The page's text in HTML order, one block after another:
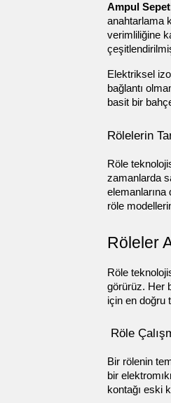
Ampul
anahtarlama
verimliliğine
Elektriksel
bağlantı
basit bir
Rölelerin
Röle
zamanlarda
elemanlarına
röle
Röleler
Röle
görürüz. Her
için en doğru
Röle
Bir rölenin
bir
kontağı eski